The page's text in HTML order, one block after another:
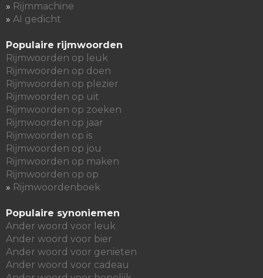
» Rijmmachine
» AI gedicht
Populaire rijmwoorden
Rijmwoorden op leuk
Rijmwoorden op doen
Rijmwoorden op plezier
Rijmwoorden op uit
Rijmwoorden op zoeken
Rijmwoorden op jaar
Rijmwoorden op is
Rijmwoorden op jou
Rijmwoorden op maken
Rijmwoorden op op
» Rijmwoordenboek
Populaire synoniemen
Ander woord voor leuk
Ander woord voor bier
Ander woord voor genieten
Ander woord voor cadeau